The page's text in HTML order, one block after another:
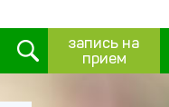
запись на
прием